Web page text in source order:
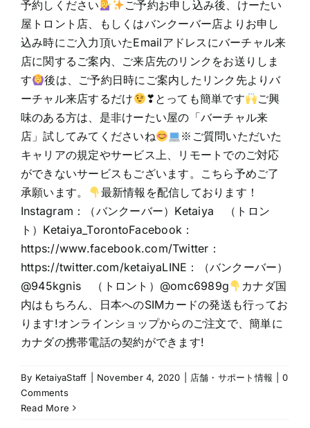
予約しください
ご予約お申し込み後、けーたい
屋トロント店、もしくはバンクーバー店よりお申し
込み時にご入力頂いたEmailアドレスにバーチャル来
店に関するご案内、ご来店先のリンクをお送りしま
す
後は、ご予約日時にご案内したリンク先よりバ
ーチャル来店するだけ
❣とっても簡単です
ご興
味のある方は、是非けーたい屋の「バーチャル来
店」試してみてくださいね
※ご質問いただいた
キャリアの規定やサービス上、リモートでのご対応
ができないサービスもございます。こちら予めご了
承願います。
最新情報を配信しております！
Instagram：（バンクーバー）Ketaiya （トロン
ト）Ketaiya_TorontoFacebook：
https://www.facebook.com/Twitter：
https://twitter.com/ketaiyaLINE：（バンクーバー）
@945kgnis （トロント）@omc6989g
カナダ国
内はもちろん、日本へのSIMカードの発送も行ってお
ります!オンラインショップからのご注文で、簡単に
カナダの携帯電話の契約ができます!
By KetaiyaStaff November 4, 2020 店舗・サポート情報
0
Comments
Read More